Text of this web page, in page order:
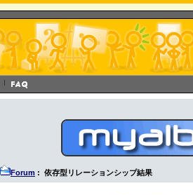
Forum : 依存型リレーションシップ結果